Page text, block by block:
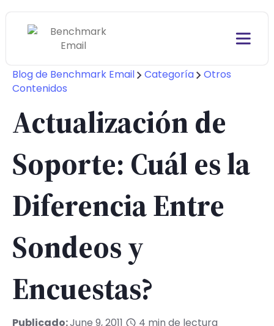
Blog de Benchmark Email Categoría
Otros
Contenidos
Actualización de
Soporte: Cuál es la
Diferencia Entre
Sondeos y
Encuestas?
Publicado:June 9, 2011 4 min de lectura